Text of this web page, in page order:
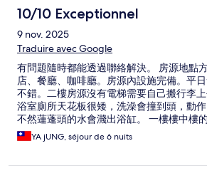
10/10 Exceptionnel
9 nov. 2025
Traduire avec Google
有問題隨時都能透過聯絡解決。 房源地點
店、餐廳、咖啡廳。房源內設施完備。平
不錯。二樓房源沒有電梯需要自己搬行李
浴室廁所天花板很矮，洗澡會撞到頭，動
不然蓮蓬頭的水會濺出浴缸。 一樓樓中樓
個暖氣作用，其他都被剪掉了。聯繫
YA jUNG, séjour de 6 nuits